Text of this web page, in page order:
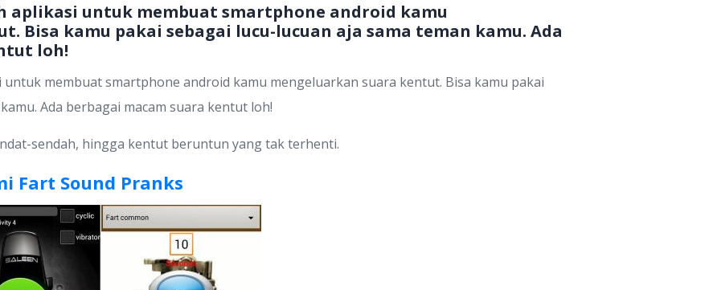
aplikasi untuk membuat smartphone android kamu
Bisa kamu pakai sebagai lucu-lucuan aja sama teman kamu. Ada
loh!
untuk membuat smartphone android kamu mengeluarkan suara kentut. Bisa kamu pakai
Ada berbagai macam suara kentut loh!
sendah, hingga kentut beruntun yang tak terhenti.
Fart Sound Pranks